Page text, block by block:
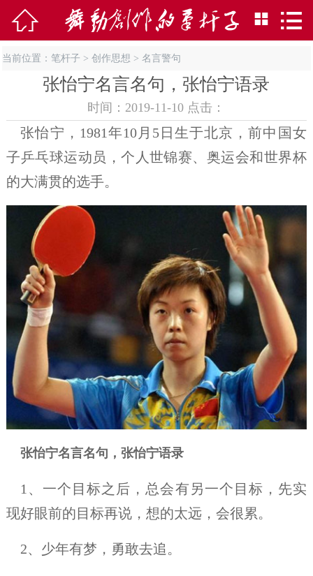
  
当前位置： 笔杆子 > 创作思想 > 名言警句
张怡宁名言名句，张怡宁语录
时间：2019-11-10 点击：
张怡宁，1981年10月5日生于北京，前中国女
子乒乓球运动员，个人世锦赛、奥运会和世界杯
的大满贯的选手。
张怡宁名言名句，张怡宁语录
1、一个目标之后，总会有另一个目标，先实
现好眼前的目标再说，想的太远，会很累。
2、少年有梦，勇敢去追。